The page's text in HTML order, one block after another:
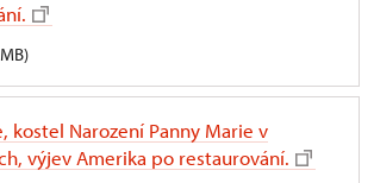
kostel Narození Panny Marie v
výjev Amerika po restaurování.